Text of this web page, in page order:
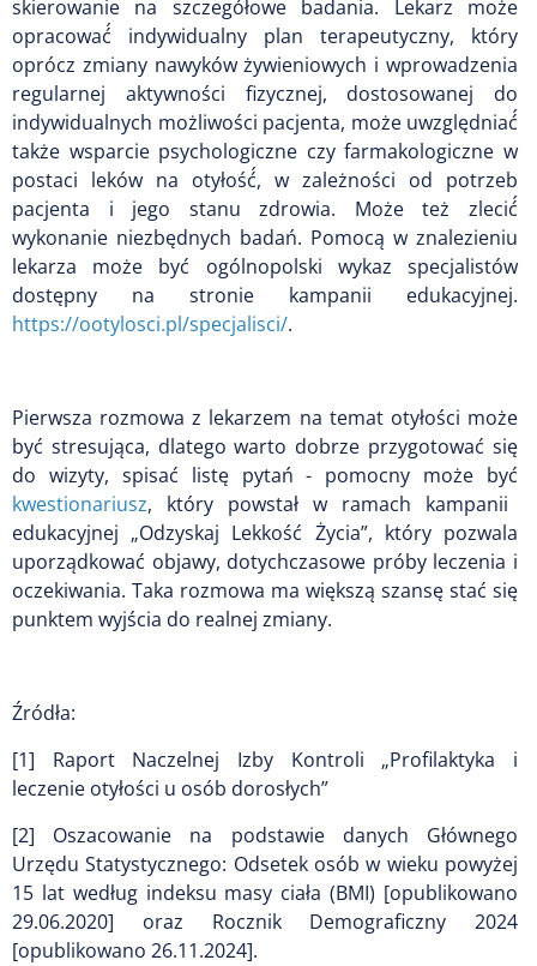
skierowanie na szczegółowe badania. Lekarz może
opracować́ indywidualny plan terapeutyczny, który
oprócz zmiany nawyków żywieniowych i wprowadzenia
regularnej aktywności fizycznej, dostosowanej do
indywidualnych możliwości pacjenta, może uwzględniać́
także wsparcie psychologiczne czy farmakologiczne w
postaci leków na otyłość́, w zależności od potrzeb
pacjenta i jego stanu zdrowia. Może też zlecić́
wykonanie niezbędnych badań. Pomocą w znalezieniu
lekarza może być ogólnopolski wykaz specjalistów
dostępny na stronie kampanii edukacyjnej.
https://ootylosci.pl/specjalisci/.
Pierwsza rozmowa z lekarzem na temat otyłości może
być stresująca, dlatego warto dobrze przygotować się
do wizyty, spisać listę pytań - pomocny może być
kwestionariusz, który powstał w ramach kampanii
edukacyjnej „Odzyskaj Lekkość Życia”, który pozwala
uporządkować objawy, dotychczasowe próby leczenia i
oczekiwania. Taka rozmowa ma większą szansę stać się
punktem wyjścia do realnej zmiany.
Źródła:
[1] Raport Naczelnej Izby Kontroli „Profilaktyka i
leczenie otyłości u osób dorosłych”
[2] Oszacowanie na podstawie danych Głównego
Urzędu Statystycznego: Odsetek osób w wieku powyżej
15 lat według indeksu masy ciała (BMI) [opublikowano
29.06.2020] oraz Rocznik Demograficzny 2024
[opublikowano 26.11.2024].